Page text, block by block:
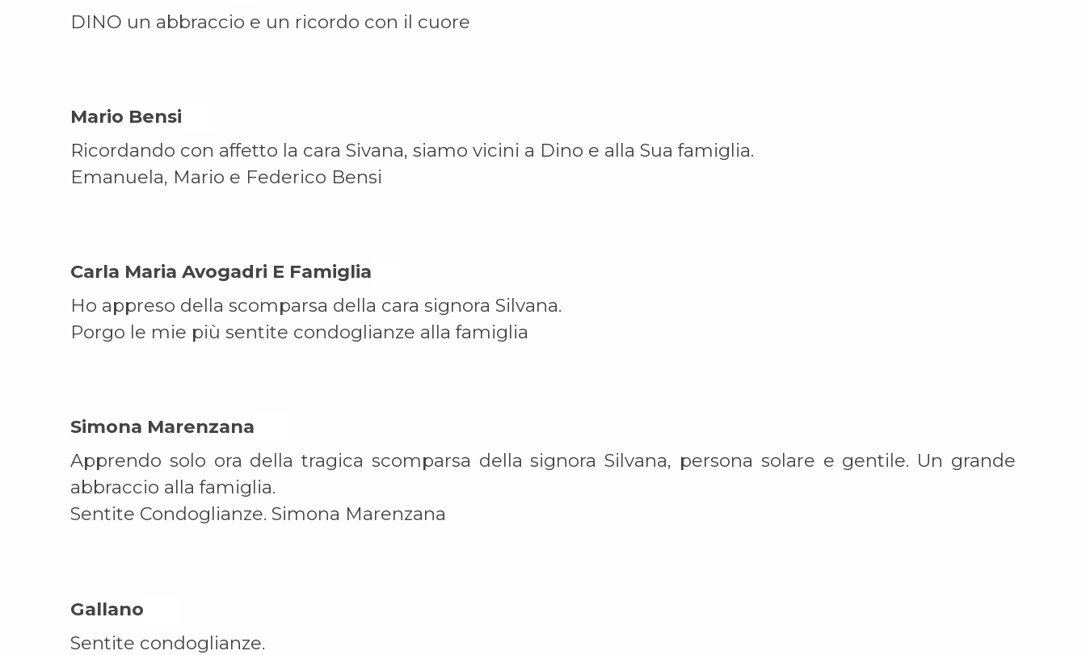
DINO un abbraccio e un ricordo con il cuore
Mario Bensi On
Ricordando con affetto la cara Sivana, siamo vicini a Dino e alla Sua famiglia.
Emanuela, Mario e Federico Bensi
Carla Maria Avogadri E Famiglia On
Ho appreso della scomparsa della cara signora Silvana.
Porgo le mie più sentite condoglianze alla famiglia
Simona Marenzana On
Apprendo solo ora della tragica scomparsa della signora Silvana, persona solare e gentile. Un grande
abbraccio alla famiglia.
Sentite Condoglianze. Simona Marenzana
Gallano On
Sentite condoglianze.